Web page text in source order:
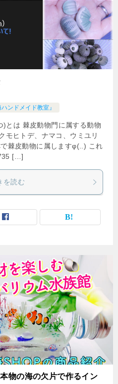
ンドメイド教室』
とは 棘皮動物門に属する動物
モヒトデ、ナマコ、ウミユリ
棘皮動物に属しますφ(..) これ
[…]
を読む
物の海の欠片で作るイン